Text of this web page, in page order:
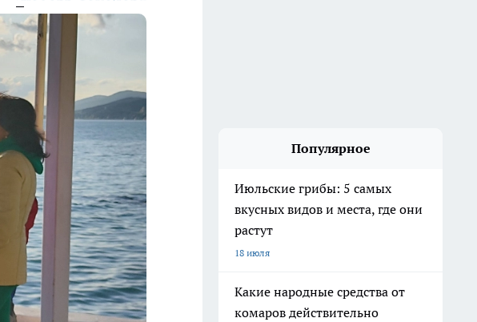
Популярное
Июльские грибы: 5 самых
вкусных видов и места, где они
растут
18 июля
Какие народные средства от
комаров действительно